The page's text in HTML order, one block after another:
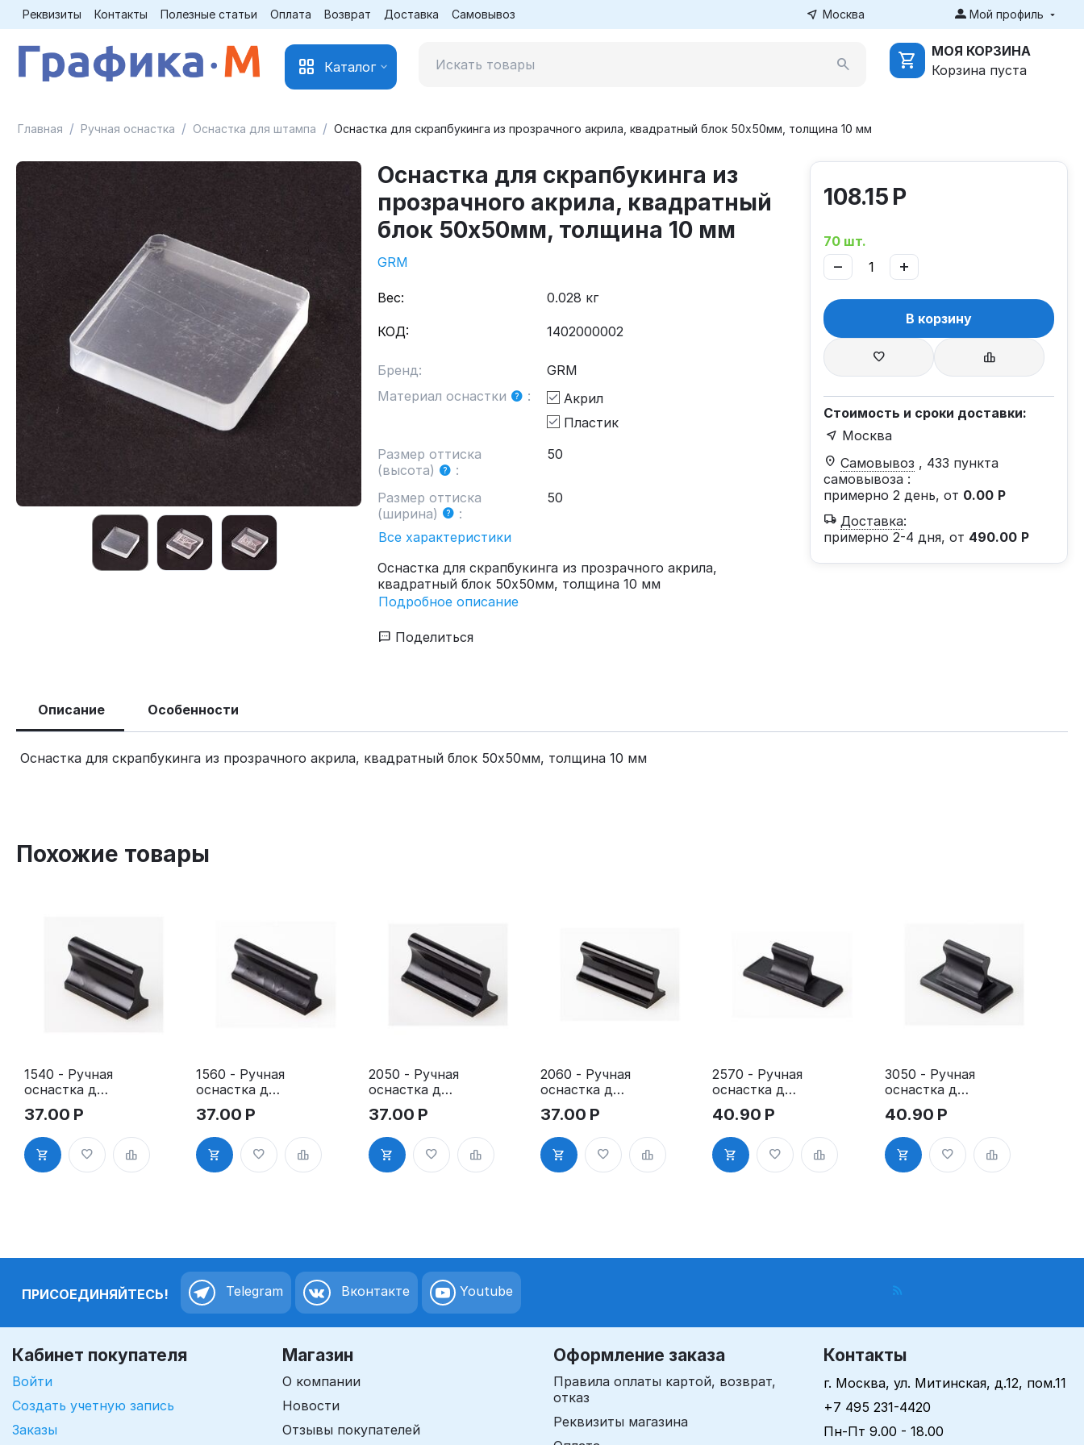
Реквизиты Контакты Полезные статьи Оплата Возврат Доставка Самовывоз Москва Мой профиль
Каталог
МОЯ КОРЗИНА
Корзина пуста
Главная / Ручная оснастка / Оснастка для штампа / Оснастка для скрапбукинга из прозрачного акрила, квадратный блок 50х50мм, толщина 10 мм
Оснастка для скрапбукинга из
прозрачного акрила, квадратный
блок 50х50мм, толщина 10 мм
GRM
Вес: 0.028 кг
КОД: 1402000002
Бренд:
GRM
Материал оснастки
:
Акрил
Пластик
Размер оттиска
(высота)
:
50
Размер оттиска
(ширина)
:
50
Все характеристики
Оснастка для скрапбукинга из прозрачного акрила,
квадратный блок 50х50мм, толщина 10 мм
Подробное описание
108.15 Р
70 шт.
+
−
В корзину
Стоимость и сроки доставки:
Москва
Самовывоз , 433 пункта
самовывоза :
примерно 2 день, от 0.00 Р
Доставка:
примерно 2-4 дня, от 490.00 Р
Поделиться
Описание Особенности
Оснастка для скрапбукинга из прозрачного акрила, квадратный блок 50х50мм, толщина 10 мм
Похожие товары
1540 - Ручная
оснастка для
штампа
15х40 мм с
клеевым
слоем
37.00 Р
1560 - Ручная
оснастка для
штампа
15х60 мм с
клеевым
слоем
37.00 Р
2050 - Ручная
оснастка для
штампа
20х50 мм с
клеевым
слоем
37.00 Р
2060 - Ручная
оснастка для
штампа
20х60 мм с
клеевым
слоем
37.00 Р
2570 - Ручная
оснастка для
штампа
25х70 мм с
клеевым
слоем
40.90 Р
3050 - Ручная
оснастка для
штампа
30х50 мм с
клеевым
слоем
40.90 Р
ПРИСОЕДИНЯЙТЕСЬ! Telegram Вконтакте Youtube
Кабинет покупателя
Войти
Создать учетную запись
Заказы
Магазин
О компании
Новости
Отзывы покупателей
Оформление заказа
Правила оплаты картой, возврат,
отказ
Реквизиты магазина
Контакты
г. Москва, ул. Митинская, д.12, пом.11
+7 495 231-4420
Пн-Пт 9.00 - 18.00